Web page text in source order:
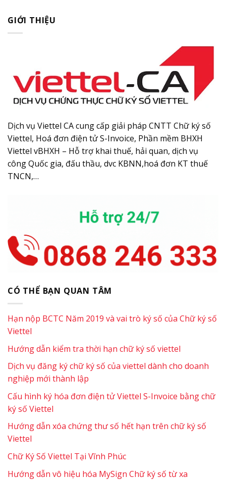
GIỚI THIỆU
Dịch vụ Viettel CA cung cấp giải pháp CNTT Chữ ký số
Viettel, Hoá đơn điện tử S-Invoice, Phần mềm BHXH
Viettel vBHXH – Hỗ trợ khai thuế, hải quan, dịch vụ
công Quốc gia, đấu thầu, dvc KBNN,hoá đơn KT thuế
TNCN,…
CÓ THỂ BẠN QUAN TÂM
Hạn nộp BCTC Năm 2019 và vai trò ký số của Chữ ký số
Viettel
Hướng dẫn kiểm tra thời hạn chữ ký số viettel
Dịch vụ đăng ký chữ ký số của viettel dành cho doanh
nghiệp mới thành lập
Cấu hình ký hóa đơn điện tử Viettel S-Invoice bằng chữ
ký số Viettel
Hướng dẫn xóa chứng thư số hết hạn trên chữ ký số
Viettel
Chữ Ký Số Viettel Tại Vĩnh Phúc
Hướng dẫn vô hiệu hóa MySign Chữ ký số từ xa